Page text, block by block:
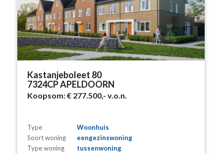
Kastanjeboleet 80
7324CP APELDOORN
Koopsom:€ 277.500,- v.o.n.
Type
Woonhuis
Soort woning
eengezinswoning
Type woning
tussenwoning